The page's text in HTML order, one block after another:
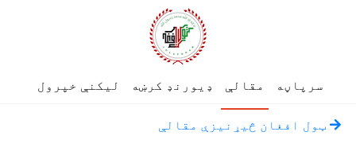
سرپاڼه مقالې ډیورنډ کرښه لیکنې خپرول
ټول افغان څیړنیزې مقالې